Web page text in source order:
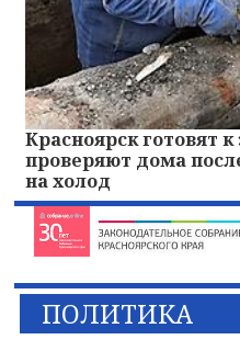
Красноярск готовят
проверяют дома
на холод
ПОЛИТИКА